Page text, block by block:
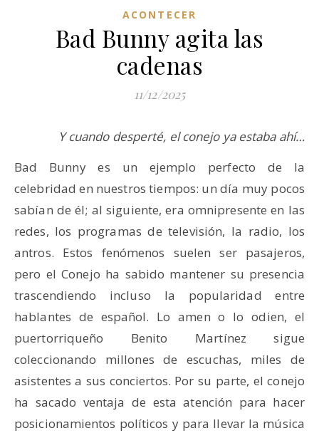
ACONTECER
Bad Bunny agita las
cadenas
11/12/2025
Y cuando desperté, el conejo ya estaba ahí…
Bad Bunny es un ejemplo perfecto de la
celebridad en nuestros tiempos: un día muy pocos
sabían de él; al siguiente, era omnipresente en las
redes, los programas de televisión, la radio, los
antros. Estos fenómenos suelen ser pasajeros,
pero el Conejo ha sabido mantener su presencia
trascendiendo incluso la popularidad entre
hablantes de español. Lo amen o lo odien, el
puertorriqueño Benito Martínez sigue
coleccionando millones de escuchas, miles de
asistentes a sus conciertos. Por su parte, el conejo
ha sacado ventaja de esta atención para hacer
posicionamientos políticos y para llevar la música